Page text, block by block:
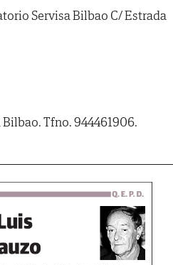
Servisa Bilbao C/ Estrada
Bilbao. Tfno. 944461906.